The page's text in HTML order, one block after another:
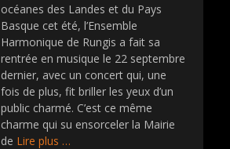
e
d
o
n
océanes des Landes et du Pays
Basque cet été, l’Ensemble
Harmonique de Rungis a fait sa
rentrée en musique le 22 septembre
dernier, avec un concert qui, une
fois de plus, fit briller les yeux d’un
public charmé. C’est ce même
charme qui su ensorceler la Mairie
de Lire plus …